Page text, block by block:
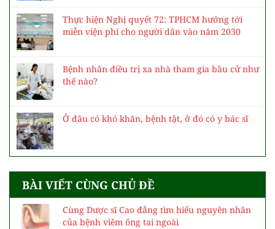
Thực hiện Nghị quyết 72: TPHCM hướng tới
miễn viện phí cho người dân vào năm 2030
Bệnh nhân điều trị xa nhà tham gia bầu cử như
thế nào?
Ở đâu có khó khăn, bệnh tật, ở đó có y bác sĩ
BÀI VIẾT CÙNG CHỦ ĐỀ
Cùng Dược sĩ Cao đẳng tìm hiểu nguyên nhân
của bệnh viêm ống tai ngoài